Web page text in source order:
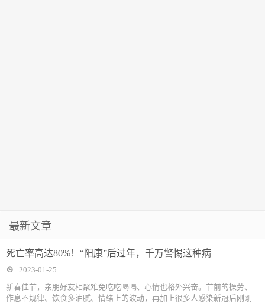
最新文章
死亡率高达80%！“阳康”后过年，千万警惕这种病
2023-01-25
新春佳节，亲朋好友相聚难免吃吃喝喝、心情也格外兴奋。节前的操劳、
作息不规律、饮食多油腻、情绪上的波动，再加上很多人感染新冠后刚刚